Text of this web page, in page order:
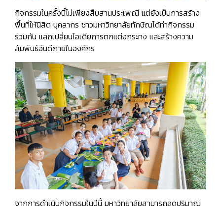
กิจกรรมในครั้งนี้ไม่เพียงสืบสานประเพณี แต่ยังเป็นการสร้าง
พื้นที่ให้นิสิต บุคลากร ชาวมหาวิทยาลัยทักษิณได้ทำกิจกรรม
ร่วมกัน แลกเปลี่ยนไอเดียการตกแต่งกระทง และสร้างความ
สัมพันธ์อันดีภายในองค์กร
จากการดำเนินกิจกรรมในปีนี้ มหาวิทยาลัยสามารถลดปริมาณ